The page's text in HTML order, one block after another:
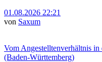
01.08.2026 22:21
von Saxum
Vom Angestelltenverhältnis
(Baden-Württemberg)